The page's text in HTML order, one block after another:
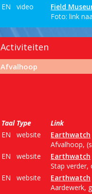
EN
video
Field
Foto: link
Activiteiten
Afvalhoop
Taal Type
Link
EN
website
Earthwatch
Afvalhoop,
EN
website
Earthwatch
Stap verder,
EN
website
Earthwatch
Aardewerk,